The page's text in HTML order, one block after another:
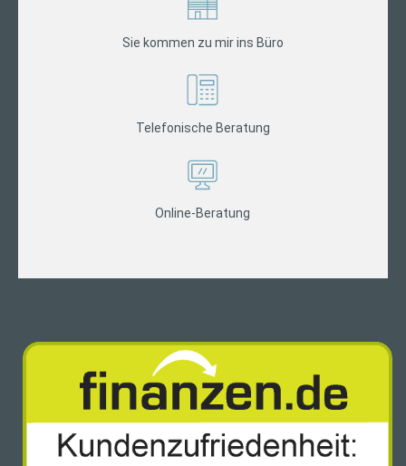
Sie kommen zu mir ins Büro
Telefonische Beratung
Online-Beratung